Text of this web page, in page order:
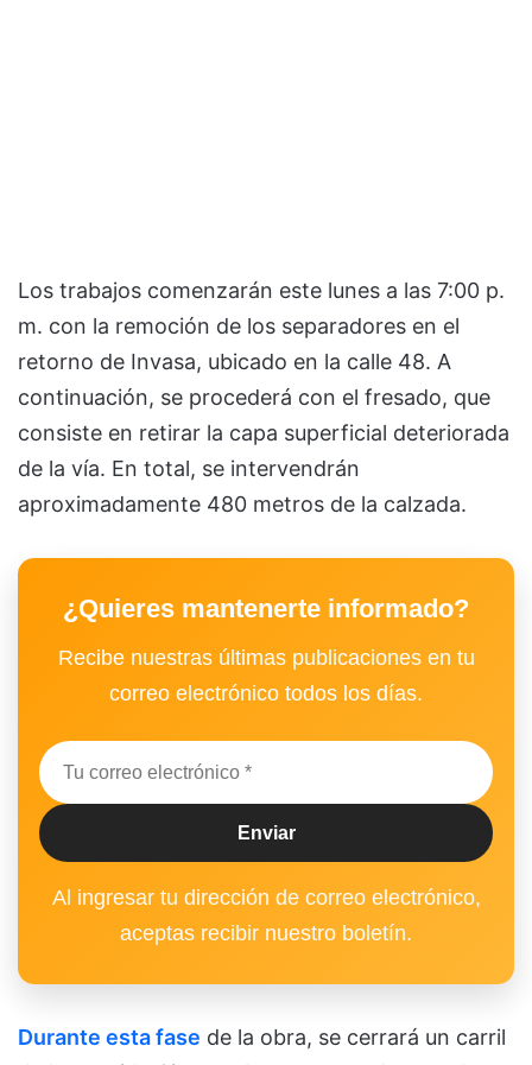
Los trabajos comenzarán este lunes a las 7:00 p.
m. con la remoción de los separadores en el
retorno de Invasa, ubicado en la calle 48. A
continuación, se procederá con el fresado, que
consiste en retirar la capa superficial deteriorada
de la vía. En total, se intervendrán
aproximadamente 480 metros de la calzada.
¿Quieres mantenerte informado?
Recibe nuestras últimas publicaciones en tu
correo electrónico todos los días.
Al ingresar tu dirección de correo electrónico,
aceptas recibir nuestro boletín.
Durante esta fase de la obra, se cerrará un carril